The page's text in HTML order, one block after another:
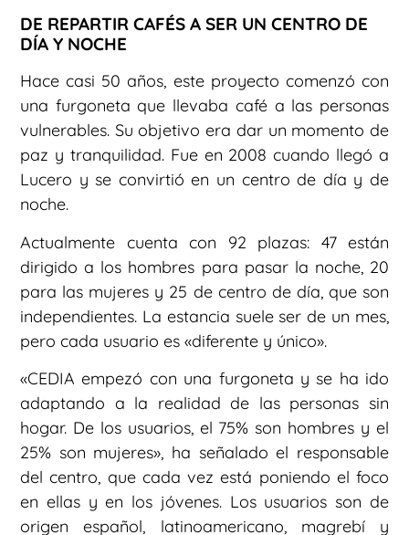
DE REPARTIR CAFÉS A SER UN CENTRO DE
DÍA Y NOCHE
Hace casi 50 años, este proyecto comenzó con
una furgoneta que llevaba café a las personas
vulnerables. Su objetivo era dar un momento de
paz y tranquilidad. Fue en 2008 cuando llegó a
Lucero y se convirtió en un centro de día y de
noche.
Actualmente cuenta con 92 plazas: 47 están
dirigido a los hombres para pasar la noche, 20
para las mujeres y 25 de centro de día, que son
independientes. La estancia suele ser de un mes,
pero cada usuario es «diferente y único».
«CEDIA empezó con una furgoneta y se ha ido
adaptando a la realidad de las personas sin
hogar. De los usuarios, el 75% son hombres y el
25% son mujeres», ha señalado el responsable
del centro, que cada vez está poniendo el foco
en ellas y en los jóvenes. Los usuarios son de
origen español, latinoamericano, magrebí y